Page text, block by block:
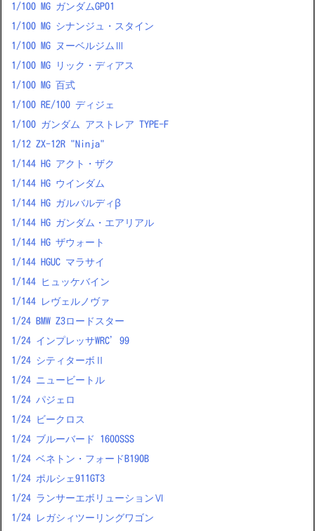
1/100 MG ガンダムGP01
1/100 MG シナンジュ・スタイン
1/100 MG ヌーベルジムⅢ
1/100 MG リック・ディアス
1/100 MG 百式
1/100 RE/100 ディジェ
1/100 ガンダム アストレア TYPE-F
1/12 ZX-12R "Ninja"
1/144 HG アクト・ザク
1/144 HG ウインダム
1/144 HG ガルバルディβ
1/144 HG ガンダム・エアリアル
1/144 HG ザウォート
1/144 HGUC マラサイ
1/144 ヒュッケバイン
1/144 レヴェルノヴァ
1/24 BMW Z3ロードスター
1/24 インプレッサWRC’99
1/24 シティターボⅡ
1/24 ニュービートル
1/24 パジェロ
1/24 ビークロス
1/24 ブルーバード 1600SSS
1/24 ベネトン・フォードB190B
1/24 ポルシェ911GT3
1/24 ランサーエボリューションⅥ
1/24 レガシィツーリングワゴン